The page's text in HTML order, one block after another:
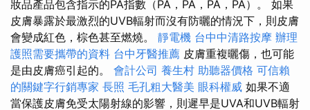
妝品產品包含指示的PA指數（PA，PA，PA，PA）。 如果
皮膚暴露於最激烈的UVB輻射而沒有防曬的情況下，則皮膚
會變成紅色，棕色甚至燃燒。 靜電機 台中中清路按摩 辦理
護照需要攜帶的資料 台中牙醫推薦 皮膚重複曬傷，也可能
是由皮膚癌引起的。 會計公司 養生村 助聽器價格 可信賴
的關鍵字行銷專家 長照 毛孔粗大醫美 眼科權威 如果不適
當保護皮膚免受太陽射線的影響，則遲早是UVA和UVB輻射